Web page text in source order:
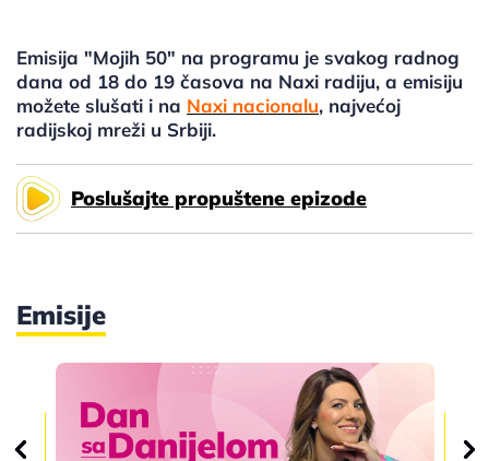
Emisija "Mojih 50" na programu je svakog radnog
dana od 18 do 19 časova na Naxi radiju, a emisiju
možete slušati i na Naxi nacionalu, najvećoj
radijskoj mreži u Srbiji.
Poslušajte propuštene epizode
Emisije